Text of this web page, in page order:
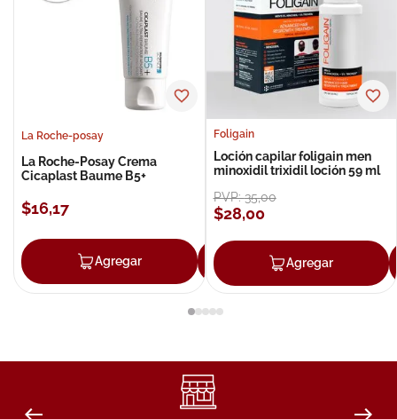
La Roche-posay
La Roche-Posay Crema
Cicaplast Baume B5+
$16,17
Agregar Agregar
Foligain
Loción capilar foligain men
minoxidil trixidil loción 59 ml
PVP:35,00
$28,00
Agregar